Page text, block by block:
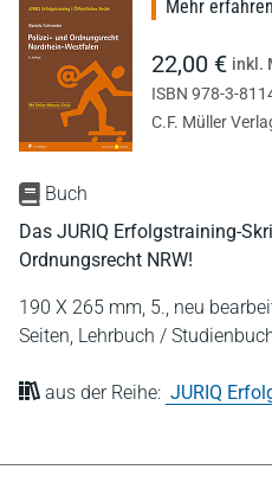
Buch
Das JURIQ Erfolgstraining-
Ordnungsrecht NRW!
190 X 265 mm, 5., neu
Seiten, Lehrbuch /
aus der Reihe: JURIQ
Mehr erfahren
22,00 € inkl.
ISBN 978-3-
C.F. Müller